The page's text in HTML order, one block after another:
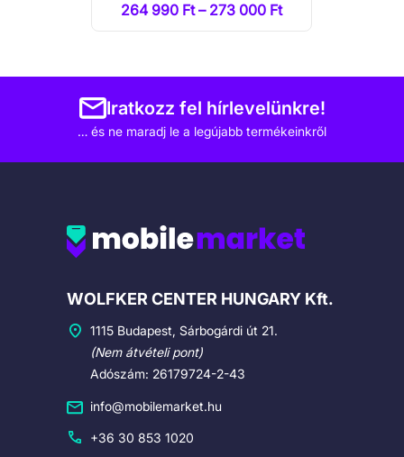
264 990 Ft – 273 000 Ft
Iratkozz fel hírlevelünkre!
… és ne maradj le a legújabb termékeinkről
Cégadatok
WOLFKER CENTER HUNGARY Kft.
1115 Budapest, Sárbogárdi út 21.
(Nem átvételi pont)
Adószám: 26179724-2-43
info@mobilemarket.hu
+36 30 853 1020